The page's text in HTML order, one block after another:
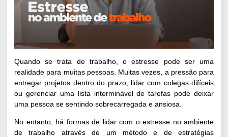
Quando se trata de trabalho, o estresse pode ser uma
realidade para muitas pessoas. Muitas vezes, a pressão para
entregar projetos dentro do prazo, lidar com colegas difíceis
ou gerenciar uma lista interminável de tarefas pode deixar
uma pessoa se sentindo sobrecarregada e ansiosa.
No entanto, há formas de lidar com o estresse no ambiente
de trabalho através de um método e de estratégias